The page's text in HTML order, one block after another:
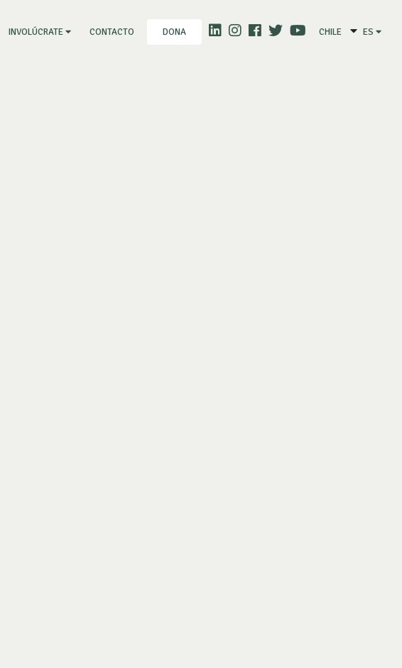
INVOLÚCRATE CONTACTO DONA CHILE ES